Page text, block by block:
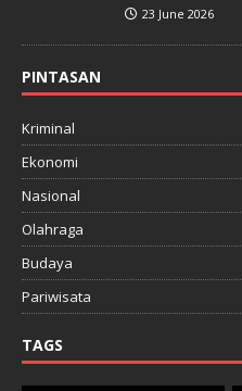
23 June 2026
PINTASAN
Kriminal
Ekonomi
Nasional
Olahraga
Budaya
Pariwisata
TAGS